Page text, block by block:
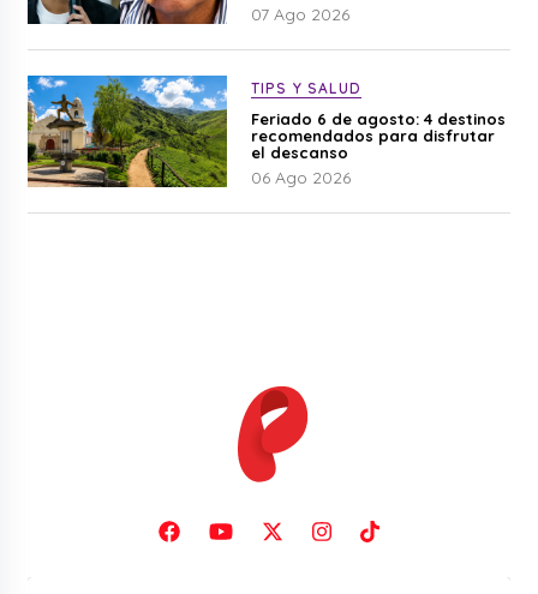
07 Ago 2026
TIPS Y SALUD
Feriado 6 de agosto: 4 destinos
recomendados para disfrutar
el descanso
06 Ago 2026